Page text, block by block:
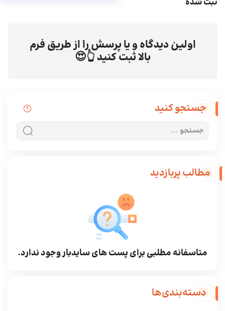
اولین دیدگاه و یا پرسش را از طریق فرم
بالا ثبت کنید 👆😍
جستجو کنید
جستجو در سایت جستجو
مطالب پربازدید
متاسفانه مطلبی برای پست های سایدبار وجود ندارد.
دسته‌بندی‌ها